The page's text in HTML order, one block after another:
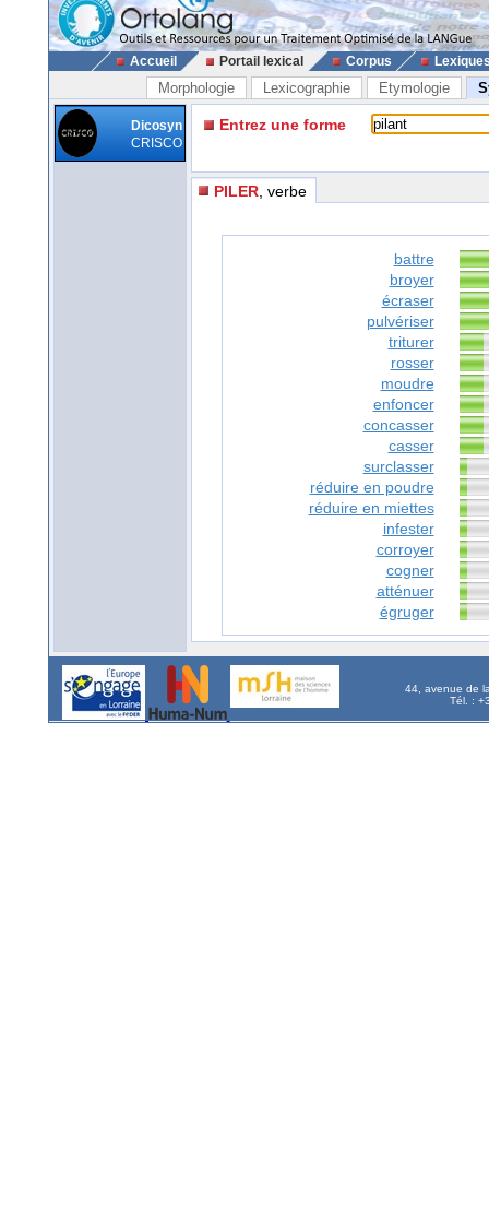
Accueil Portail lexical Corpus
Morphologie Lexicographie Etymologie
Dicosyn
CRISCO
Entrez une forme
PILER , verbe
battre
broyer
écraser
pulvériser
triturer
rosser
moudre
enfoncer
concasser
casser
surclasser
réduire en poudre
réduire en miettes
infester
corroyer
cogner
atténuer
égruger
44, avenue de
Tél. :